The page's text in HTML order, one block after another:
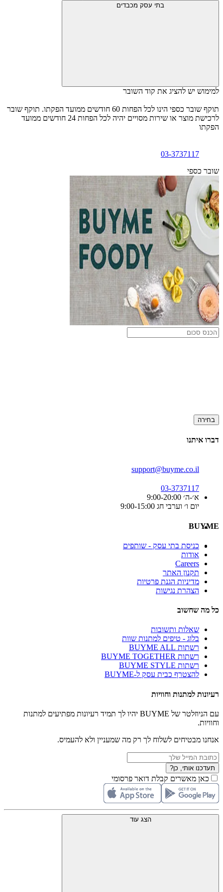
בתי עסק מכבדים
למימוש יש להציג את קוד השובר
תוקף שובר כספי הינו לכל הפחות 60 חודשים ממועד הפקתו. תוקף שובר
לרכישת מוצר או שירות מסויים יהיה לכל הפחות 24 חודשים ממועד
הפקתו
03-3737117
שובר כספי
בחירה
דברו איתנו
support@buyme.co.il
03-3737117
א׳-ה׳ 9:00-20:00
יום ו׳ וערבי חג 9:00-15:00
BUYME
כניסת בתי עסק - שותפים
אודות
Careers
תקנון האתר
מדיניות הגנת פרטיות
הצהרת נגישות
כל מה שחשוב
שאלות ותשובות
בלוג - טיפים למתנות שוות
רשתות BUYME ALL
רשתות BUYME TOGETHER
רשתות BUYME STYLE
להצטרף כבית עסק ל-BUYME
רעיונות למתנות וחוויות
עם הניוזלטר של BUYME יהיו לך תמיד רעיונות מפתיעים למתנות
וחוויות.
אנחנו מבטיחים לשלוח לך רק מה שמעניין ולא להעמיס.
תעדכנו אותי, כן?
כאן מאשרים קבלת דואר פרסומי
הצג עוד